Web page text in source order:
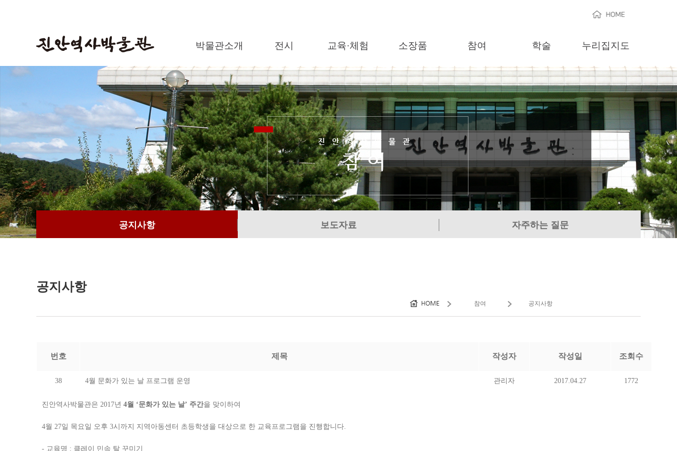
박물관소개 전시 교육·체험 소장품 참여 학술 누리집지도
공지사항 보도자료 자주하는 질문
공지사항
참여 공지사항
번호 제목 작성자 작성일 조회수
38 4월 문화가 있는 날 프로그램 운영 관리자 2017.04.27 1772
진안역사박물관은 2017년 4월 ‘문화가 있는 날’ 주간을 맞이하여
4월 27일 목요일 오후 3시까지 지역아동센터 초등학생을 대상으로 한 교육프로그램을 진행합니다.
- 교육명 : 클레이 민속 탈 꾸미기